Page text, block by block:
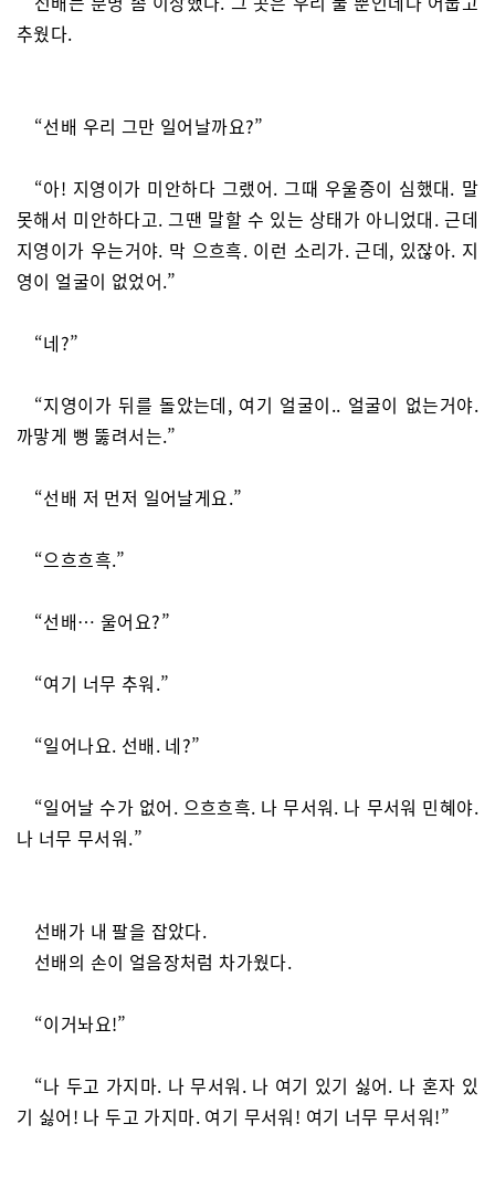
추웠다.
“선배 우리 그만 일어날까요?”
“아! 지영이가 미안하다 그랬어. 그때 우울증이 심했대. 말
못해서 미안하다고. 그땐 말할 수 있는 상태가 아니었대. 근데
지영이가 우는거야. 막 으흐흑. 이런 소리가. 근데, 있잖아. 지
영이 얼굴이 없었어.”
“네?”
“지영이가 뒤를 돌았는데, 여기 얼굴이.. 얼굴이 없는거야.
까맣게 뻥 뚫려서는.”
“선배 저 먼저 일어날게요.”
“으흐흐흑.”
“선배… 울어요?”
“여기 너무 추워.”
“일어나요. 선배. 네?”
“일어날 수가 없어. 으흐흐흑. 나 무서워. 나 무서워 민혜야.
나 너무 무서워.”
선배가 내 팔을 잡았다.
선배의 손이 얼음장처럼 차가웠다.
“이거놔요!”
“나 두고 가지마. 나 무서워. 나 여기 있기 싫어. 나 혼자 있
기 싫어! 나 두고 가지마. 여기 무서워! 여기 너무 무서워!”